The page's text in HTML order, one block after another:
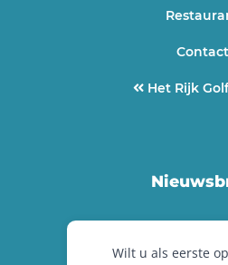
Contact
Het Rijk
Wilt u als eerste